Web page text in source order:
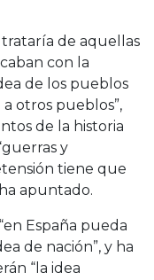
trataría de aquellas
con la
de los pueblos
otros pueblos”,
de la historia
y
tiene que
apuntado.
España pueda
de nación”, y ha
“la idea